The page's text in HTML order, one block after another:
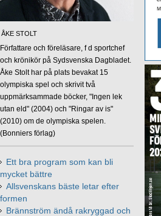
ÅKE STOLT
Författare och föreläsare, f d sportchef
och krönikör på Sydsvenska Dagbladet.
Åke Stolt har på plats bevakat 15
olympiska spel och skrivit två
uppmärksammade böcker, "Ingen lek
utan eld" (2004) och "Ringar av is"
(2010) om de olympiska spelen.
(Bonniers förlag)
Ett bra program som kan bli
mycket bättre
Allsvenskans bäste letar efter
formen
Brännström ändå rakryggad och